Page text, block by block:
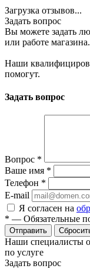
Загрузка отзывов...
Задать вопрос
Вы можете задать
или работе магазина.
Наши
помогут.
Задать вопрос
Вопрос *
Ваше имя *
Телефон *
E-mail
Я согласен на
* — Обязательные
Наши специалисты
по услуге
Задать вопрос